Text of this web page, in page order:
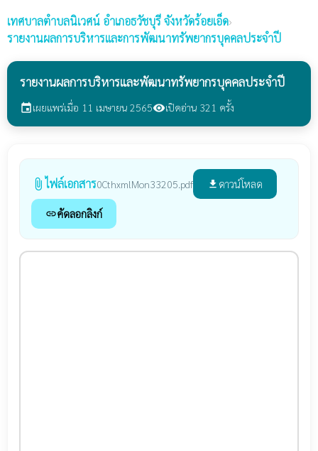
เทศบาลตำบลนิเวศน์ อำเภอธวัชบุรี จังหวัดร้อยเอ็ด›
รายงานผลการบริหารและการพัฒนาทรัพยากรบุคคลประจำปี
รายงานผลการบริหารและพัฒนาทรัพยากรบุคคลประจำปี
eventเผยแพร่เมื่อ 11 เมษายน 2565visibilityเปิดอ่าน 321 ครั้ง
attach_file ไฟล์เอกสาร0CthxmlMon33205.pdf file_download ดาวน์โหลด
linkคัดลอกลิงก์